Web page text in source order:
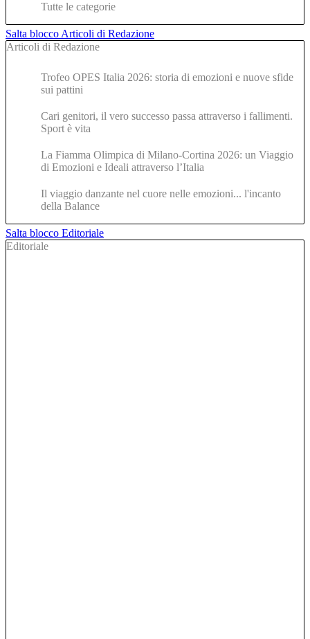
Tutte le categorie
Salta blocco Articoli di Redazione
Articoli di Redazione
Trofeo OPES Italia 2026: storia di emozioni e nuove sfide
sui pattini
Cari genitori, il vero successo passa attraverso i fallimenti.
Sport è vita
La Fiamma Olimpica di Milano-Cortina 2026: un Viaggio
di Emozioni e Ideali attraverso l’Italia
Il viaggio danzante nel cuore nelle emozioni... l'incanto
della Balance
Salta blocco Editoriale
Editoriale